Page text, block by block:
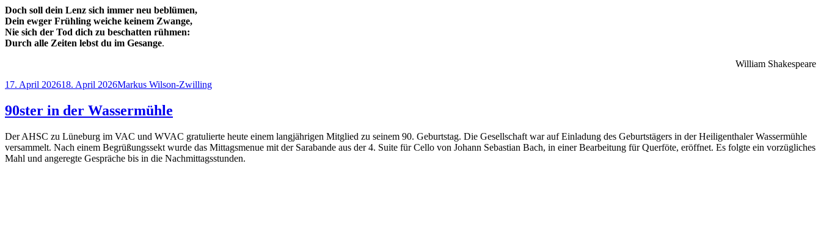
Doch soll dein Lenz sich immer neu beblümen,
Dein ewger Frühling weiche keinem Zwange,
Nie sich der Tod dich zu beschatten rühmen:
Durch alle Zeiten lebst du im Gesange.
William Shakespeare
Veröffentlicht
17. April 202618. April 2026Autor
Markus Wilson-Zwilling
90ster in der Wassermühle
Der AHSC zu Lüneburg im VAC und WVAC gratulierte heute einem langjährigen Mitglied zu seinem 90. Geburtstag. Die Gesellschaft war auf Einladung des Geburtstägers in der Heiligenthaler Wassermühle
versammelt. Nach einem Begrüßungssekt wurde das Mittagsmenue mit der Sarabande aus der 4. Suite für Cello von Johann Sebastian Bach, in einer Bearbeitung für Querföte, eröffnet. Es folgte ein vorzügliches
Mahl und angeregte Gespräche bis in die Nachmittagsstunden.